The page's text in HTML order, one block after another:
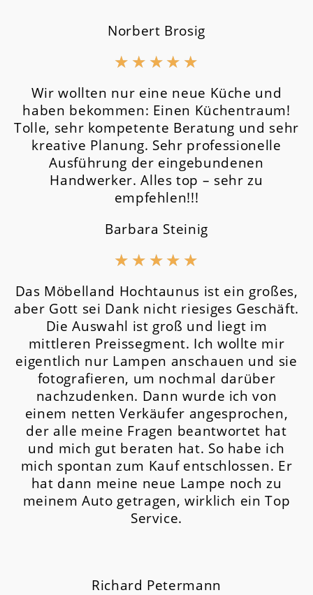
Norbert Brosig
★ ★ ★ ★ ★
Wir wollten nur eine neue Küche und
haben bekommen: Einen Küchentraum!
Tolle, sehr kompetente Beratung und sehr
kreative Planung. Sehr professionelle
Ausführung der eingebundenen
Handwerker. Alles top – sehr zu
empfehlen!!!
Barbara Steinig
★ ★ ★ ★ ★
Das Möbelland Hochtaunus ist ein großes,
aber Gott sei Dank nicht riesiges Geschäft.
Die Auswahl ist groß und liegt im
mittleren Preissegment. Ich wollte mir
eigentlich nur Lampen anschauen und sie
fotografieren, um nochmal darüber
nachzudenken. Dann wurde ich von
einem netten Verkäufer angesprochen,
der alle meine Fragen beantwortet hat
und mich gut beraten hat. So habe ich
mich spontan zum Kauf entschlossen. Er
hat dann meine neue Lampe noch zu
meinem Auto getragen, wirklich ein Top
Service.
Richard Petermann